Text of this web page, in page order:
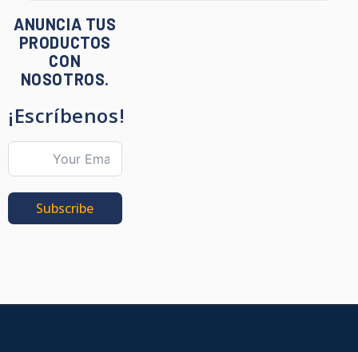
ANUNCIA TUS
PRODUCTOS
CON
NOSOTROS.
¡Escríbenos!
Subscribe